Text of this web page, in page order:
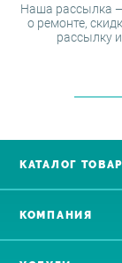
Наша рассылка
о ремонте,
рассылку
КАТАЛОГ
КОМПАНИЯ